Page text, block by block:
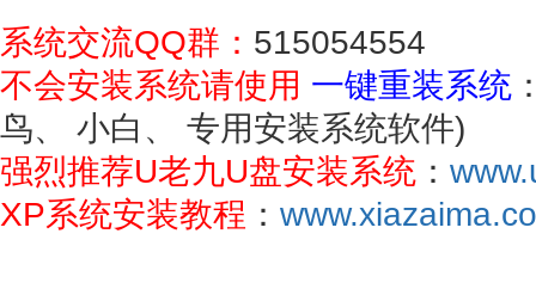
系统交流QQ群： 515054554
不会安装系统请使用 一键重装系统
鸟、 小白、 专用安装系统软件)
强烈推荐U老九U盘安装系统 ：
XP系统安装教程 ：